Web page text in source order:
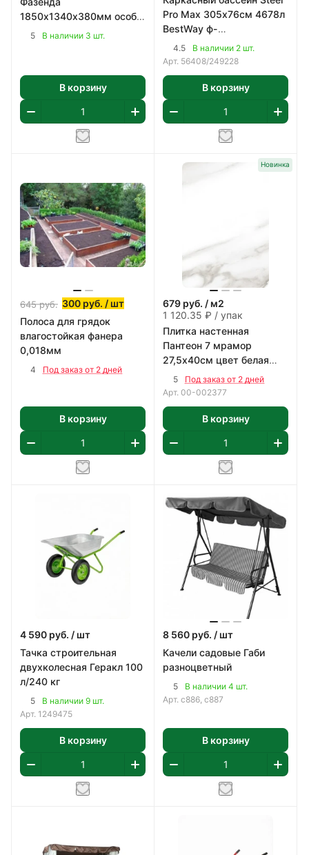
1850х1340х380мм особо
прочная котловая сталь
5 В наличии 3 шт.
В корзину
Pro Max 305х76см 4678л
BestWay ф-
насос,картридж 58093
арт 56408
4.5
В наличии 2 шт.
Арт. 56408/249228
В корзину
645руб. 300 руб. / шт
Полоса для грядок
влагостойкая фанера
0,018мм
4 Под заказ от 2 дней
В корзину
Новинка
679 руб. / м2
1 120.35 ₽ / упак
Плитка настенная
Пантеон 7 мрамор
27,5х40см цвет белая
1,65 м2/уп
5
Под заказ от 2 дней
Арт. 00-002377
В корзину
4 590 руб. / шт
Тачка строительная
двухколесная Геракл 100
л/240 кг
5
В наличии 9 шт.
Арт. 1249475
В корзину
8 560 руб. / шт
Качели садовые Габи
разноцветный
5
В наличии 4 шт.
Арт. с886, с887
В корзину